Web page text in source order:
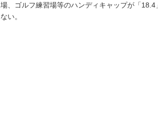
、ゴルフ練習場等のハンディキャップが「18.4
い。